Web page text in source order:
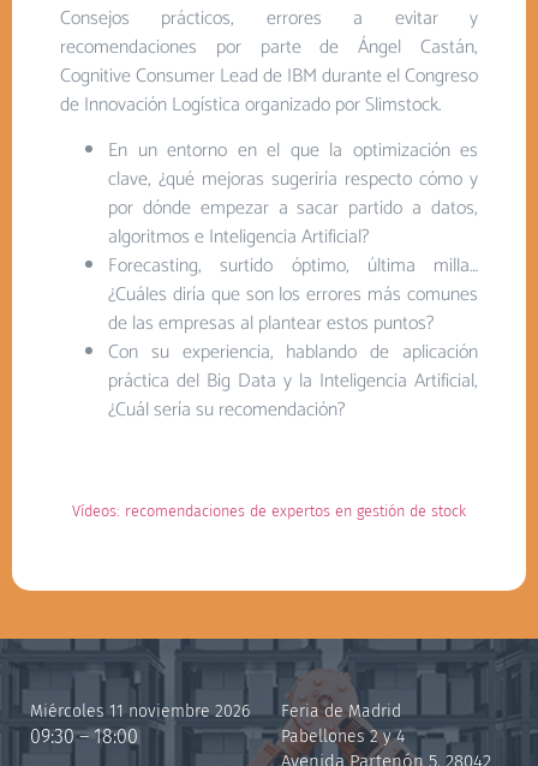
Consejos prácticos, errores a evitar y
recomendaciones por parte de Ángel Castán,
Cognitive Consumer Lead de IBM durante el Congreso
de Innovación Logística organizado por Slimstock.
En un entorno en el que la optimización es
clave, ¿qué mejoras sugeriría respecto cómo y
por dónde empezar a sacar partido a datos,
algoritmos e Inteligencia Artificial?
Forecasting, surtido óptimo, última milla…
¿Cuáles diría que son los errores más comunes
de las empresas al plantear estos puntos?
Con su experiencia, hablando de aplicación
práctica del Big Data y la Inteligencia Artificial,
¿Cuál sería su recomendación?
Vídeos: recomendaciones de expertos en gestión de stock
Miércoles 11 noviembre 2026
09:30 – 18:00
Feria de Madrid
Pabellones 2 y 4
Avenida Partenón 5, 28042